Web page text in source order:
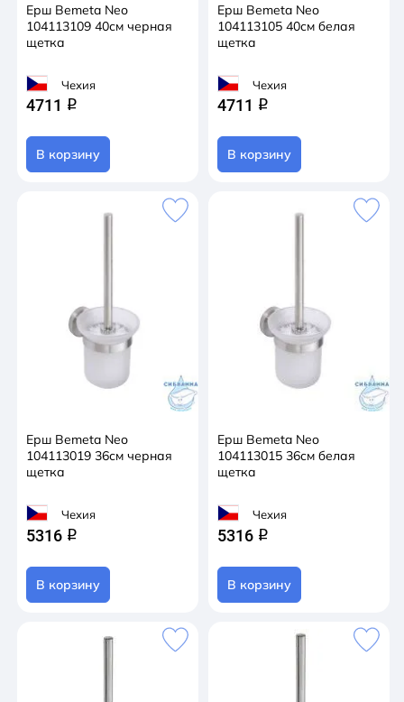
Ерш Bemeta Neo
104113109 40см черная
щетка
Чехия
4711 q
В корзину
Ерш Bemeta Neo
104113105 40см белая
щетка
Чехия
4711 q
В корзину
Ерш Bemeta Neo
104113019 36см черная
щетка
Чехия
5316 q
В корзину
Ерш Bemeta Neo
104113015 36см белая
щетка
Чехия
5316 q
В корзину